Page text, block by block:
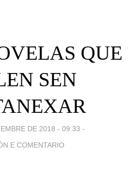
QUE
SEN
DE 2018 - 09:33 -
E COMENTARIO